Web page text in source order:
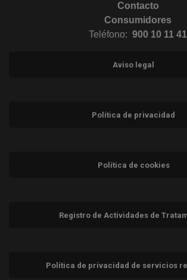
Contacto
Consumidores
Teléfono: 900 10 11 41
Aviso legal
Política de privacidad
Política de cookies
Registro de Actividades de
Política de privacidad de servicios